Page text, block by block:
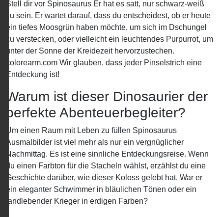
Stell dir vor Spinosaurus Er hat es satt, nur schwarz-weiß
zu sein. Er wartet darauf, dass du entscheidest, ob er heute
ein tiefes Moosgrün haben möchte, um sich im Dschungel
zu verstecken, oder vielleicht ein leuchtendes Purpurrot, um
unter der Sonne der Kreidezeit hervorzustechen.
colorearm.com Wir glauben, dass jeder Pinselstrich eine
Entdeckung ist!
Warum ist dieser Dinosaurier der
perfekte Abenteuerbegleiter?
Um einen Raum mit Leben zu füllen Spinosaurus
Ausmalbilder ist viel mehr als nur ein vergnüglicher
Nachmittag. Es ist eine sinnliche Entdeckungsreise. Wenn
du einen Farbton für die Stacheln wählst, erzählst du eine
Geschichte darüber, wie dieser Koloss gelebt hat. War er
ein eleganter Schwimmer in bläulichen Tönen oder ein
landlebender Krieger in erdigen Farben?